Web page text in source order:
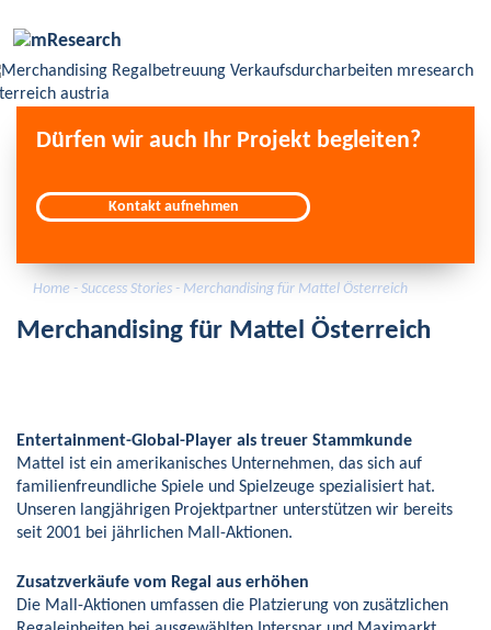
Dürfen wir auch Ihr Projekt begleiten?
Kontakt aufnehmen
Home - Success Stories - Merchandising für Mattel Österreich
Merchandising für Mattel Österreich
Entertainment-Global-Player als treuer Stammkunde
Mattel ist ein amerikanisches Unternehmen, das sich auf
familienfreundliche Spiele und Spielzeuge spezialisiert hat.
Unseren langjährigen Projektpartner unterstützen wir bereits
seit 2001 bei jährlichen Mall-Aktionen.
Zusatzverkäufe vom Regal aus erhöhen
Die Mall-Aktionen umfassen die Platzierung von zusätzlichen